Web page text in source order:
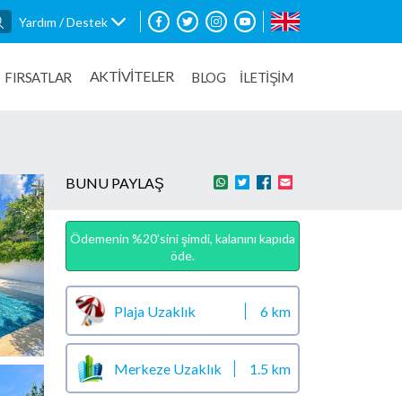
Yardım / Destek
FIRSATLAR AKTİVİTELER BLOG İLETİŞİM
BUNU PAYLAŞ
Ödemenin %20’sini şimdi, kalanını kapıda
öde.
Plaja Uzaklık 6 km
Merkeze Uzaklık 1.5 km